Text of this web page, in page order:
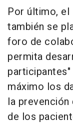
Por último, el
también se
foro de
permita
máximo los
la
de los